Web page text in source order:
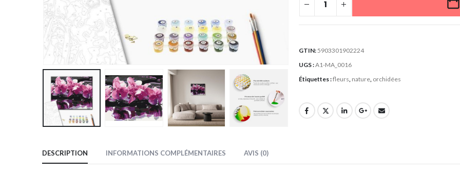
GTIN: 5903301902224
UGS :A1-MA_0016
Étiquettes :fleurs nature, orchidées
DESCRIPTION INFORMATIONS COMPLÉMENTAIRES AVIS (0)